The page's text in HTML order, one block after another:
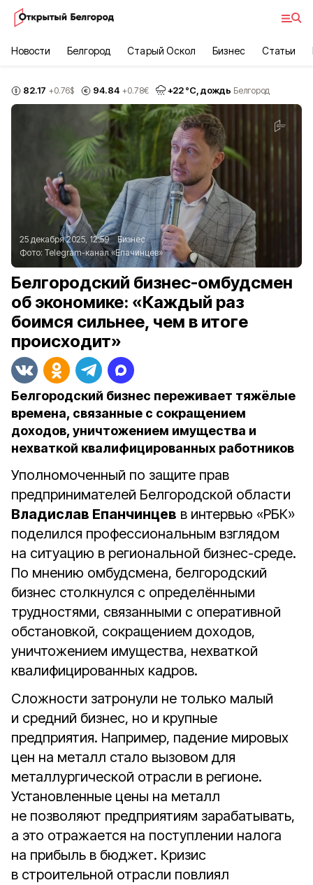
Новости Белгород Старый Оскол Бизнес Статьи
82.17 +0.76$ 94.84 +0.78€ +22°С, дождь Белгород
25 декабря 2025, 12:59
Бизнес
Фото: Telegram-канал «Епачинцев»
Белгородский бизнес-омбудсмен
об экономике: «Каждый раз
боимся сильнее, чем в итоге
происходит»
Белгородский бизнес переживает тяжёлые
времена, связанные с сокращением
доходов, уничтожением имущества и
нехваткой квалифицированных работников
Уполномоченный по защите прав
предпринимателей Белгородской области
Владислав Епанчинцев в интервью «РБК»
поделился профессиональным взглядом
на ситуацию в региональной бизнес-среде.
По мнению омбудсмена, белгородский
бизнес столкнулся с определёнными
трудностями, связанными с оперативной
обстановкой, сокращением доходов,
уничтожением имущества, нехваткой
квалифицированных кадров.
Сложности затронули не только малый
и средний бизнес, но и крупные
предприятия. Например, падение мировых
цен на металл стало вызовом для
металлургической отрасли в регионе.
Установленные цены на металл
не позволяют предприятиям зарабатывать,
а это отражается на поступлении налога
на прибыль в бюджет. Кризис
в строительной отрасли повлиял